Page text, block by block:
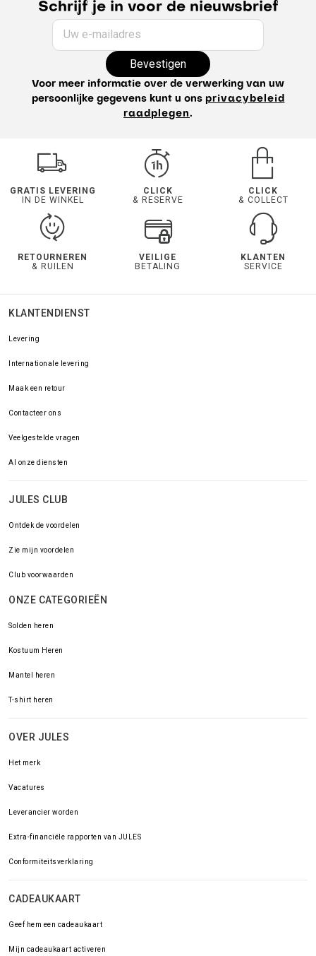
Schrijf je in voor de nieuwsbrief
Uw e-mailadres
Bevestigen
Voor meer informatie over de verwerking van uw
persoonlijke gegevens kunt u ons privacybeleid
raadplegen.
GRATIS LEVERING
IN DE WINKEL
CLICK
& RESERVE
CLICK
& COLLECT
RETOURNEREN
& RUILEN
VEILIGE
BETALING
KLANTEN
SERVICE
KLANTENDIENST
Levering
Internationale levering
Maak een retour
Contacteer ons
Veelgestelde vragen
Al onze diensten
JULES CLUB
Ontdek de voordelen
Zie mijn voordelen
Club voorwaarden
ONZE CATEGORIEËN
Solden heren
Kostuum Heren
Mantel heren
T-shirt heren
OVER JULES
Het merk
Vacatures
Leverancier worden
Extra-financiële rapporten van JULES
Conformiteitsverklaring
CADEAUKAART
Geef hem een cadeaukaart
Mijn cadeaukaart activeren